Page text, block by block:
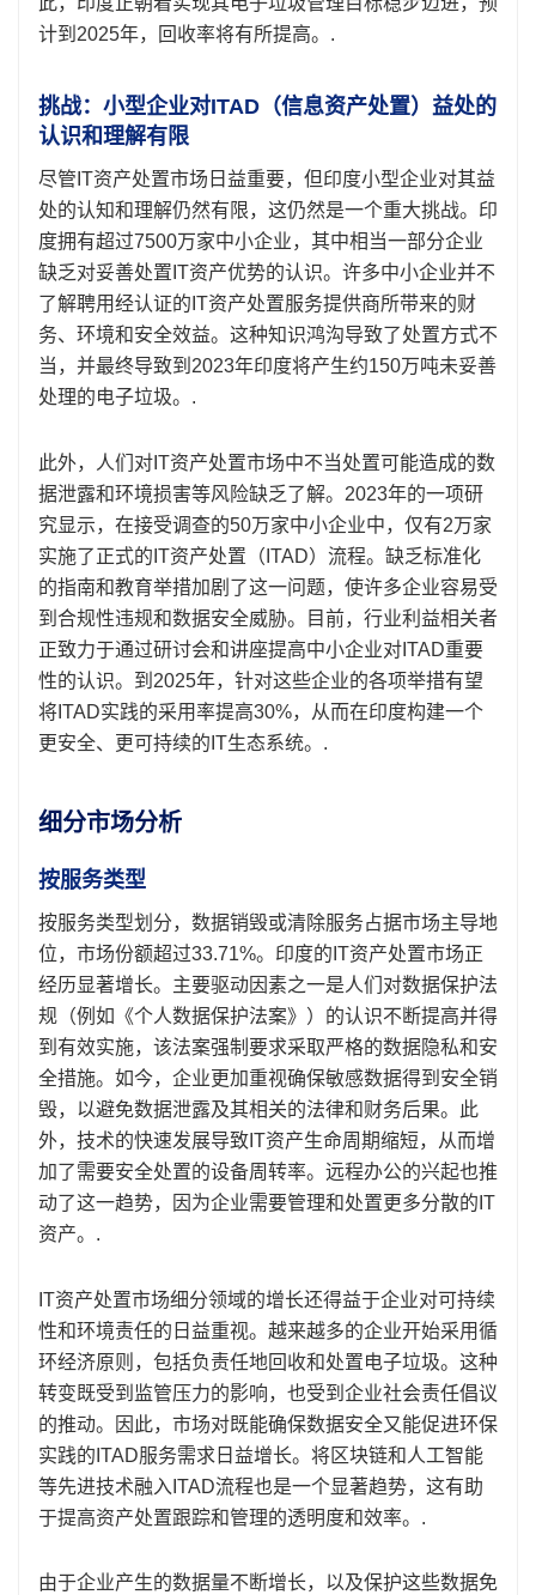
计到2025年，回收率将有所提高。.
挑战：小型企业对ITAD（信息资产处置）益处的
认识和理解有限
尽管IT资产处置市场日益重要，但印度小型企业对其益
处的认知和理解仍然有限，这仍然是一个重大挑战。印
度拥有超过7500万家中小企业，其中相当一部分企业
缺乏对妥善处置IT资产优势的认识。许多中小企业并不
了解聘用经认证的IT资产处置服务提供商所带来的财
务、环境和安全效益。这种知识鸿沟导致了处置方式不
当，并最终导致到2023年印度将产生约150万吨未妥善
处理的电子垃圾。.
此外，人们对IT资产处置市场中不当处置可能造成的数
据泄露和环境损害等风险缺乏了解。2023年的一项研
究显示，在接受调查的50万家中小企业中，仅有2万家
实施了正式的IT资产处置（ITAD）流程。缺乏标准化
的指南和教育举措加剧了这一问题，使许多企业容易受
到合规性违规和数据安全威胁。目前，行业利益相关者
正致力于通过研讨会和讲座提高中小企业对ITAD重要
性的认识。到2025年，针对这些企业的各项举措有望
将ITAD实践的采用率提高30%，从而在印度构建一个
更安全、更可持续的IT生态系统。.
细分市场分析
按服务类型
按服务类型划分，数据销毁或清除服务占据市场主导地
位，市场份额超过33.71%。印度的IT资产处置市场正
经历显著增长。主要驱动因素之一是人们对数据保护法
规（例如《个人数据保护法案》）的认识不断提高并得
到有效实施，该法案强制要求采取严格的数据隐私和安
全措施。如今，企业更加重视确保敏感数据得到安全销
毁，以避免数据泄露及其相关的法律和财务后果。此
外，技术的快速发展导致IT资产生命周期缩短，从而增
加了需要安全处置的设备周转率。远程办公的兴起也推
动了这一趋势，因为企业需要管理和处置更多分散的IT
资产。.
IT资产处置市场细分领域的增长还得益于企业对可持续
性和环境责任的日益重视。越来越多的企业开始采用循
环经济原则，包括负责任地回收和处置电子垃圾。这种
转变既受到监管压力的影响，也受到企业社会责任倡议
的推动。因此，市场对既能确保数据安全又能促进环保
实践的ITAD服务需求日益增长。将区块链和人工智能
等先进技术融入ITAD流程也是一个显著趋势，这有助
于提高资产处置跟踪和管理的透明度和效率。.
由于企业产生的数据量不断增长，以及保护这些数据免